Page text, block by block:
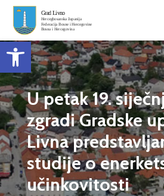
Open toolbar
U petak 19.
zgradi Gradske
Livna
studije o
učinkovitosti